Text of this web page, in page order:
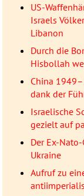
US-
Israels
Libanon
Durch die
Hisbollah
China
dank der
Israelische
gezielt auf
Der Ex-
Ukraine
Aufruf zu